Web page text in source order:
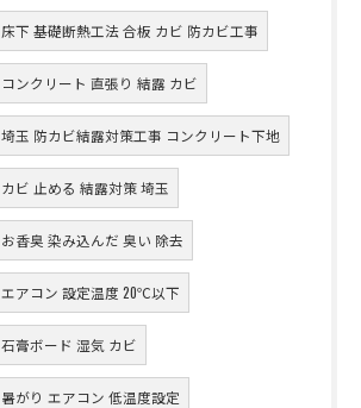
床下 基礎断熱工法 合板 カビ 防カビ工事
コンクリート 直張り 結露 カビ
埼玉 防カビ結露対策工事 コンクリート下地
カビ 止める 結露対策 埼玉
お香臭 染み込んだ 臭い 除去
エアコン 設定温度 20℃以下
石膏ボード 湿気 カビ
暑がり エアコン 低温度設定